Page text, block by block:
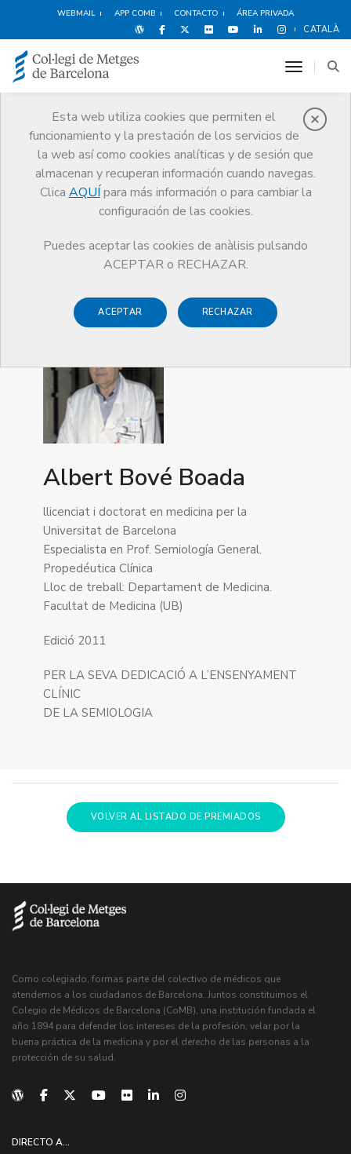
WEBMAIL APP COMB CONTACTO ÁREA PRIVADA
CATALÀ
Esta web utiliza cookies que permiten el
funcionamiento y la prestación de los servicios de
la web así como cookies analíticas y de sesión que
almacenan y recuperan información cuando navegas.
Clica AQUÍ para más información o para cambiar la
configuración de las cookies.
Puedes aceptar las cookies de anàlisis pulsando
ACEPTAR o RECHAZAR.
ACEPTAR RECHAZAR
toggle
Premios
El CoMB Guardonat Edició 2011
Guardonat Edició 2011
Albert Bové Boada
llicenciat i doctorat en medicina per la
Universitat de Barcelona
Especialista en Prof. Semiología General.
Propedéutica Clínica
Lloc de treball: Departament de Medicina.
Facultat de Medicina (UB)
Edició 2011
PER LA SEVA DEDICACIÓ A L’ENSENYAMENT
CLÍNIC
DE LA SEMIOLOGIA
VOLVER AL LISTADO DE PREMIADOS
Como colegiado, formas parte del colectivo de médicos que
atendemos a los ciudadanos de Barcelona. Juntos constituimos el
Colegio de Médicos de Barcelona (CoMB), una institución fundada el
año 1894 para defender los intereses de la profesión, velar por la
buena práctica de la medicina y por el derecho de las personas a la
protección de su salud.
DIRECTO A...